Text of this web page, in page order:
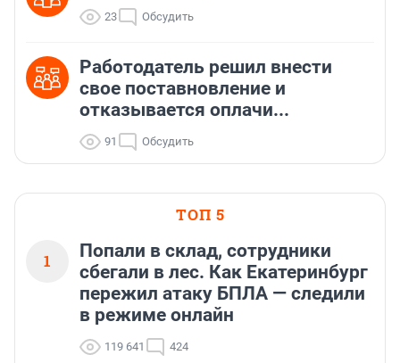
23 Обсудить
Работодатель решил внести
свое поставновление и
отказывается оплачи...
91 Обсудить
ТОП 5
1
Попали в склад, сотрудники
сбегали в лес. Как Екатеринбург
пережил атаку БПЛА — следили
в режиме онлайн
119 641 424